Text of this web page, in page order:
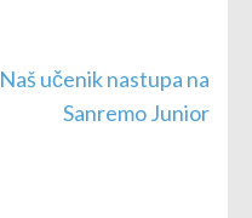
Naš učenik nastupa na
Sanremo Junior